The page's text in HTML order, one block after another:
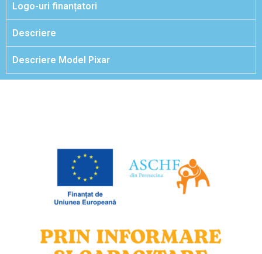
Logo-uri finanțatori
Descriere
Descriere Model Pixar